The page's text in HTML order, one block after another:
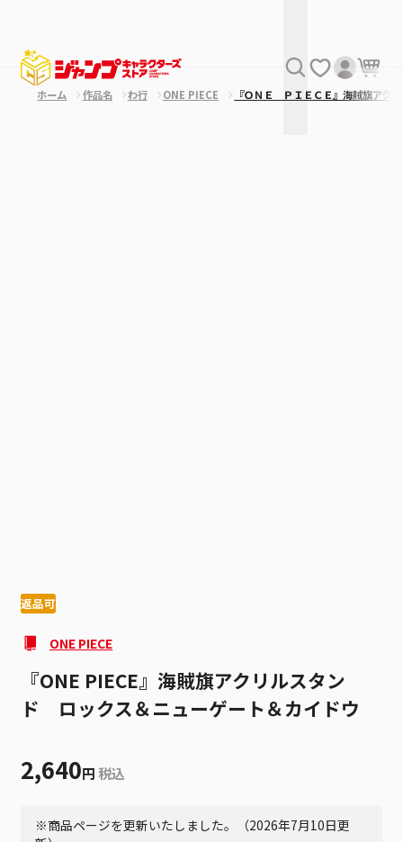
ホーム 作品名 わ行 ONE PIECE 『ＯＮＥ ＰＩＥＣＥ』海賊旗アク
返品可
ONE PIECE
『ONE PIECE』海賊旗アクリルスタン
ド ロックス＆ニューゲート＆カイドウ
2,640円 税込
※商品ページを更新いたしました。（2026年7月10日更